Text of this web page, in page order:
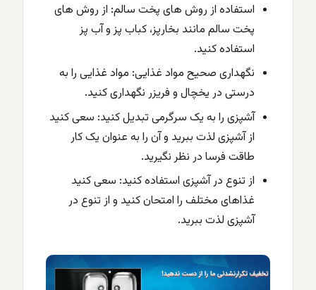
استفاده از روش های پخت سالم: از روش های
پخت سالم مانند بخارپز، کباب پز و آب پز
استفاده کنید.
نگهداری صحیح مواد غذایی: مواد غذایی را به
درستی در یخچال و فریزر نگهداری کنید.
آشپزی را به یک سرگرمی تبدیل کنید: سعی کنید
از آشپزی لذت ببرید و آن را به عنوان یک کار
طاقت فرسا در نظر نگیرید.
از تنوع در آشپزی استفاده کنید: سعی کنید
غذاهای مختلف را امتحان کنید و از تنوع در
آشپزی لذت ببرید.